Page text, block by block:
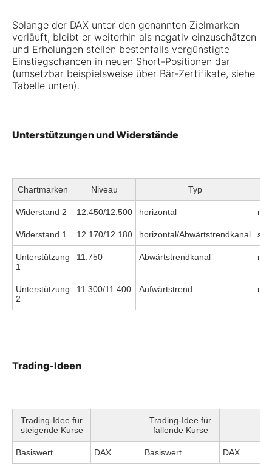
Solange der DAX unter den genannten Zielmarken
verläuft, bleibt er weiterhin als negativ einzuschätzen
und Erholungen stellen bestenfalls vergünstigte
Einstiegschancen in neuen Short-Positionen dar
(umsetzbar beispielsweise über Bär-Zertifikate, siehe
Tabelle unten).
Unterstützungen und Widerstände
Chartmarken Niveau Typ
Widerstand 2 12.450/12.500 horizontal
Widerstand 1 12.170/12.180 horizontal/Abwärtstrendkanal
Unterstützung
1
11.750 Abwärtstrendkanal
Unterstützung
2
11.300/11.400 Aufwärtstrend
Trading-Ideen
Trading-Idee für
steigende Kurse
Trading-Idee für
fallende Kurse
Basiswert DAX Basiswert DAX